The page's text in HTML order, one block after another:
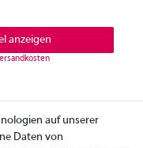
anzeigen
auf unserer
Daten von